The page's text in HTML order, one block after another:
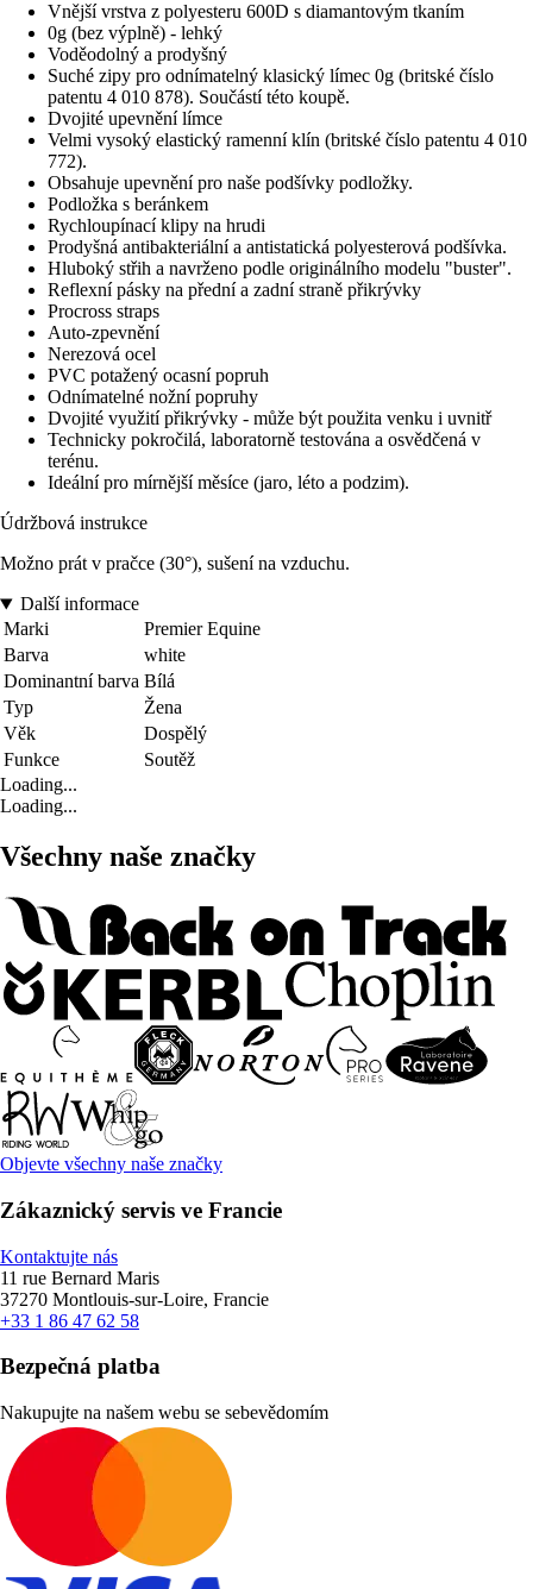
Vnější vrstva z polyesteru 600D s diamantovým tkaním
0g (bez výplně) - lehký
Voděodolný a prodyšný
Suché zipy pro odnímatelný klasický límec 0g (britské číslo
patentu 4 010 878). Součástí této koupě.
Dvojité upevnění límce
Velmi vysoký elastický ramenní klín (britské číslo patentu 4 010
772).
Obsahuje upevnění pro naše podšívky podložky.
Podložka s beránkem
Rychloupínací klipy na hrudi
Prodyšná antibakteriální a antistatická polyesterová podšívka.
Hluboký střih a navrženo podle originálního modelu "buster".
Reflexní pásky na přední a zadní straně přikrývky
Procross straps
Auto-zpevnění
Nerezová ocel
PVC potažený ocasní popruh
Odnímatelné nožní popruhy
Dvojité využití přikrývky - může být použita venku i uvnitř
Technicky pokročilá, laboratorně testována a osvědčená v
terénu.
Ideální pro mírnější měsíce (jaro, léto a podzim).
Údržbová instrukce
Možno prát v pračce (30°), sušení na vzduchu.
Další informace
Marki
Premier Equine
Barva
white
Dominantní barva Bílá
Typ
Žena
Věk
Dospělý
Funkce
Soutěž
Loading...
Loading...
Všechny naše značky
Objevte všechny naše značky
Zákaznický servis ve Francie
Kontaktujte nás
11 rue Bernard Maris
37270 Montlouis-sur-Loire, Francie
+33 1 86 47 62 58
Bezpečná platba
Nakupujte na našem webu se sebevědomím